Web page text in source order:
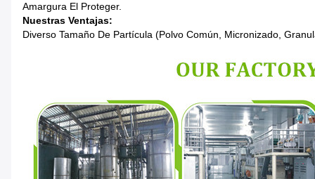
Amargura El Proteger.
Nuestras Ventajas:
Diverso Tamaño De Partícula (polvo Común, Micronizado,